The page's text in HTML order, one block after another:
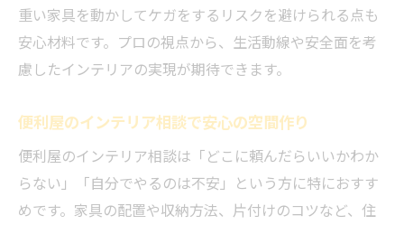
重い家具を動かしてケガをするリスクを避けられる点も
安心材料です。プロの視点から、生活動線や安全面を考
慮したインテリアの実現が期待できます。
便利屋のインテリア相談で安心の空間作り
便利屋のインテリア相談は「どこに頼んだらいいかわか
らない」「自分でやるのは不安」という方に特におすす
めです。家具の配置や収納方法、片付けのコツなど、住